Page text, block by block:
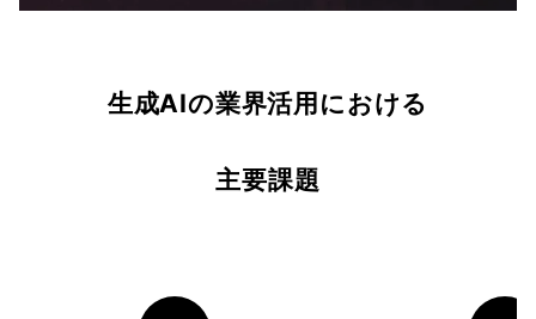
生成AIの業界活用における
主要課題